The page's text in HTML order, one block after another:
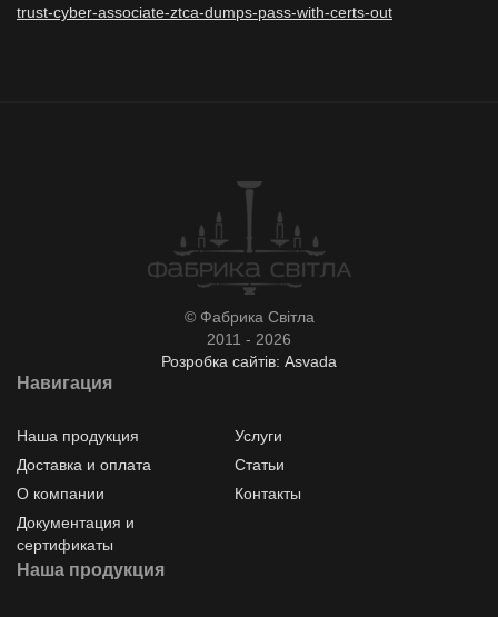
trust-cyber-associate-ztca-dumps-pass-with-certs-out
© Фабрика Світла
2011 - 2026
Розробка сайтів: Asvada
Навигация
Наша продукция
Услуги
Доставка и оплата
Статьи
О компании
Контакты
Документация и
сертификаты
Наша продукция